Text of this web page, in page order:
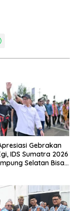
Gebrakan
IDS Sumatra 2026
Selatan Bisa